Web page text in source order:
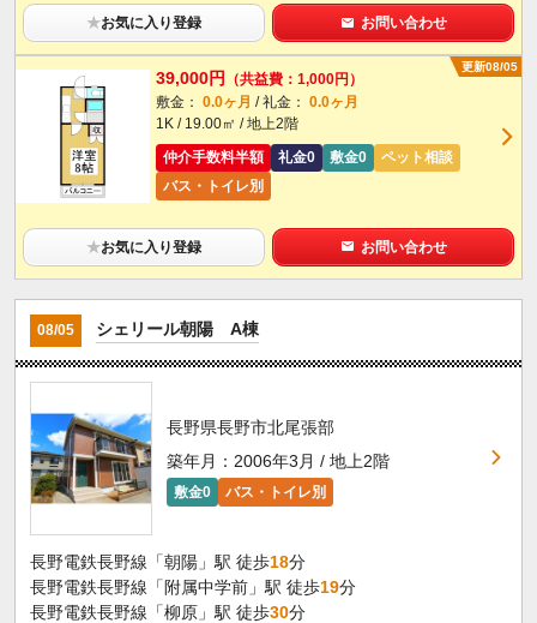
★お気に入り登録 お問い合わせ
更新08/05
39,000円
（共益費：1,000円）
敷金： 0.0ヶ月 / 礼金： 0.0ヶ月
1K / 19.00㎡ / 地上2階
仲介手数料半額
礼金0 敷金0
ペット相談
バス・トイレ別
★お気に入り登録 お問い合わせ
08/05 シェリール朝陽 A棟
長野県長野市北尾張部
築年月：2006年3月 / 地上2階
敷金0 バス・トイレ別
長野電鉄長野線「朝陽」駅 徒歩18分
長野電鉄長野線「附属中学前」駅 徒歩19分
長野電鉄長野線「柳原」駅 徒歩30分